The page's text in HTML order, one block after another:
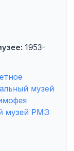
1953-
музей
музей РМЭ